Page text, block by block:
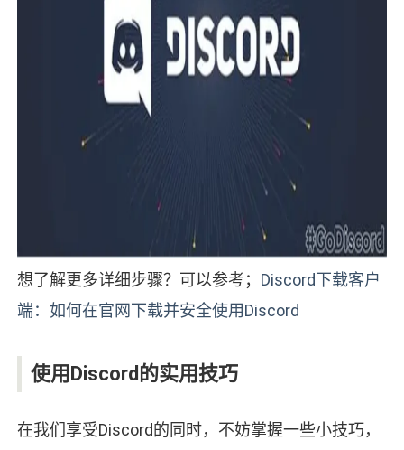
想了解更多详细步骤？可以参考； Discord下载客户
端：如何在官网下载并安全使用Discord
使用Discord的实用技巧
在我们享受Discord的同时，不妨掌握一些小技巧，